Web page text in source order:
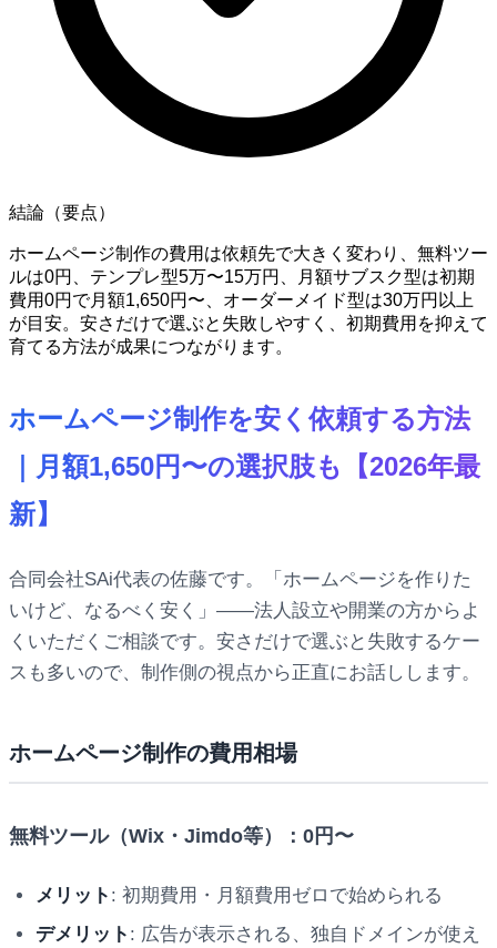
結論（要点）
ホームページ制作の費用は依頼先で大きく変わり、無料ツー
ルは0円、テンプレ型5万〜15万円、月額サブスク型は初期
費用0円で月額1,650円〜、オーダーメイド型は30万円以上
が目安。安さだけで選ぶと失敗しやすく、初期費用を抑えて
育てる方法が成果につながります。
ホームページ制作を安く依頼する方法
｜月額1,650円〜の選択肢も【2026年最
新】
合同会社SAi代表の佐藤です。「ホームページを作りた
いけど、なるべく安く」——法人設立や開業の方からよ
くいただくご相談です。安さだけで選ぶと失敗するケー
スも多いので、制作側の視点から正直にお話しします。
ホームページ制作の費用相場
無料ツール（Wix・Jimdo等）：0円〜
メリット : 初期費用・月額費用ゼロで始められる
デメリット : 広告が表示される、独自ドメインが使え